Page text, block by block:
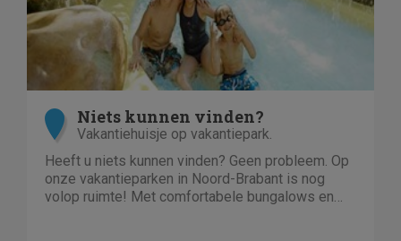
Niets kunnen vinden?
Vakantiehuisje op vakantiepark.
Heeft u niets kunnen vinden? Geen probleem. Op
onze vakantieparken in Noord-Brabant is nog
volop ruimte! Met comfortabele bungalows en